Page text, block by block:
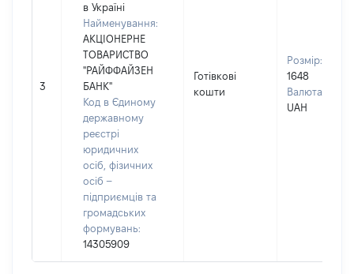
3
в Україні
Найменування:
АКЦІОНЕРНЕ
ТОВАРИСТВО
"РАЙФФАЙЗЕН
БАНК"
Код в Єдиному
державному
реєстрі
юридичних
осіб, фізичних
осіб –
підприємців та
громадських
формувань:
14305909
Готівкові
кошти
Розмір:
1648
Валюта:
UAH